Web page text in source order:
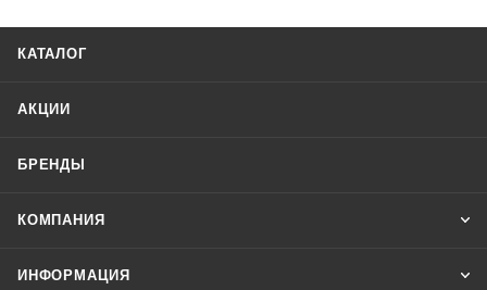
КАТАЛОГ
АКЦИИ
БРЕНДЫ
КОМПАНИЯ
ИНФОРМАЦИЯ